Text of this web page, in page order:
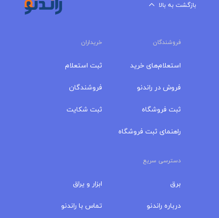
بازگشت به بالا
فروشندگان خریداران
استعلام‌های خرید
فروش در راندنو
ثبت فروشگاه
راهنمای ثبت فروشگاه
ثبت استعلام
فروشندگان
ثبت شکایت
دسترسی سریع
برق
درباره‌ راندنو
ابزار و یراق
تماس با راندنو